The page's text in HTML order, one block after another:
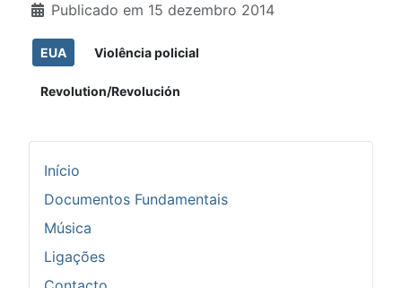
Publicado em 15 dezembro 2014
EUA Violência policial
Revolution/Revolución
Início
Documentos Fundamentais
Música
Ligações